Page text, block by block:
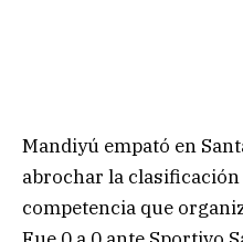
Mandiyú empató en
abrochar la
competencia que